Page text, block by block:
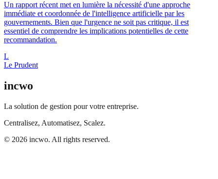
Un rapport récent met en lumière la nécessité d'une approche
immédiate et coordonnée de l'intelligence artificielle par les
gouvernements. Bien que l'urgence ne soit pas critique, il est
essentiel de comprendre les implications potentielles de cette
recommandation.
L
Le Prudent
incwo
La solution de gestion pour votre entreprise.
Centralisez, Automatisez, Scalez.
© 2026 incwo. All rights reserved.